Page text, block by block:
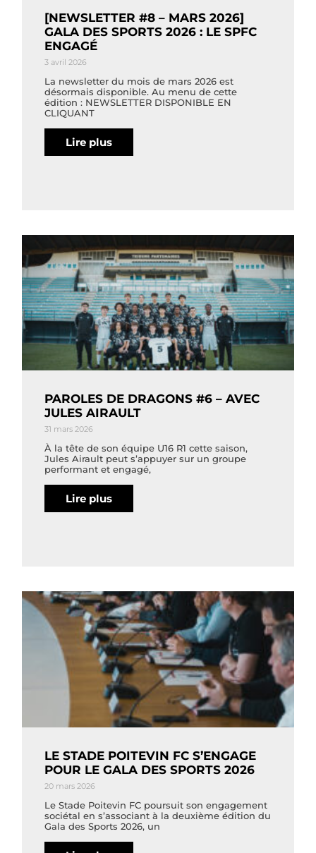
[NEWSLETTER #8 – MARS 2026]
GALA DES SPORTS 2026 : LE SPFC
ENGAGÉ
3 avril 2026
La newsletter du mois de mars 2026 est
désormais disponible. Au menu de cette
édition : NEWSLETTER DISPONIBLE EN
CLIQUANT
Lire plus
PAROLES DE DRAGONS #6 – AVEC
JULES AIRAULT
31 mars 2026
À la tête de son équipe U16 R1 cette saison,
Jules Airault peut s’appuyer sur un groupe
performant et engagé,
Lire plus
LE STADE POITEVIN FC S’ENGAGE
POUR LE GALA DES SPORTS 2026
20 mars 2026
Le Stade Poitevin FC poursuit son engagement
sociétal en s’associant à la deuxième édition du
Gala des Sports 2026, un